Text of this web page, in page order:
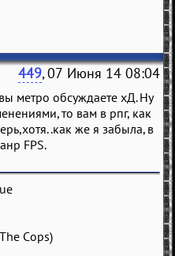
449, 07 Июня 14 08:04
метро обсуждаете хД. Ну
то вам в рпг, как
же я забыла, в
FPS.
Cops)